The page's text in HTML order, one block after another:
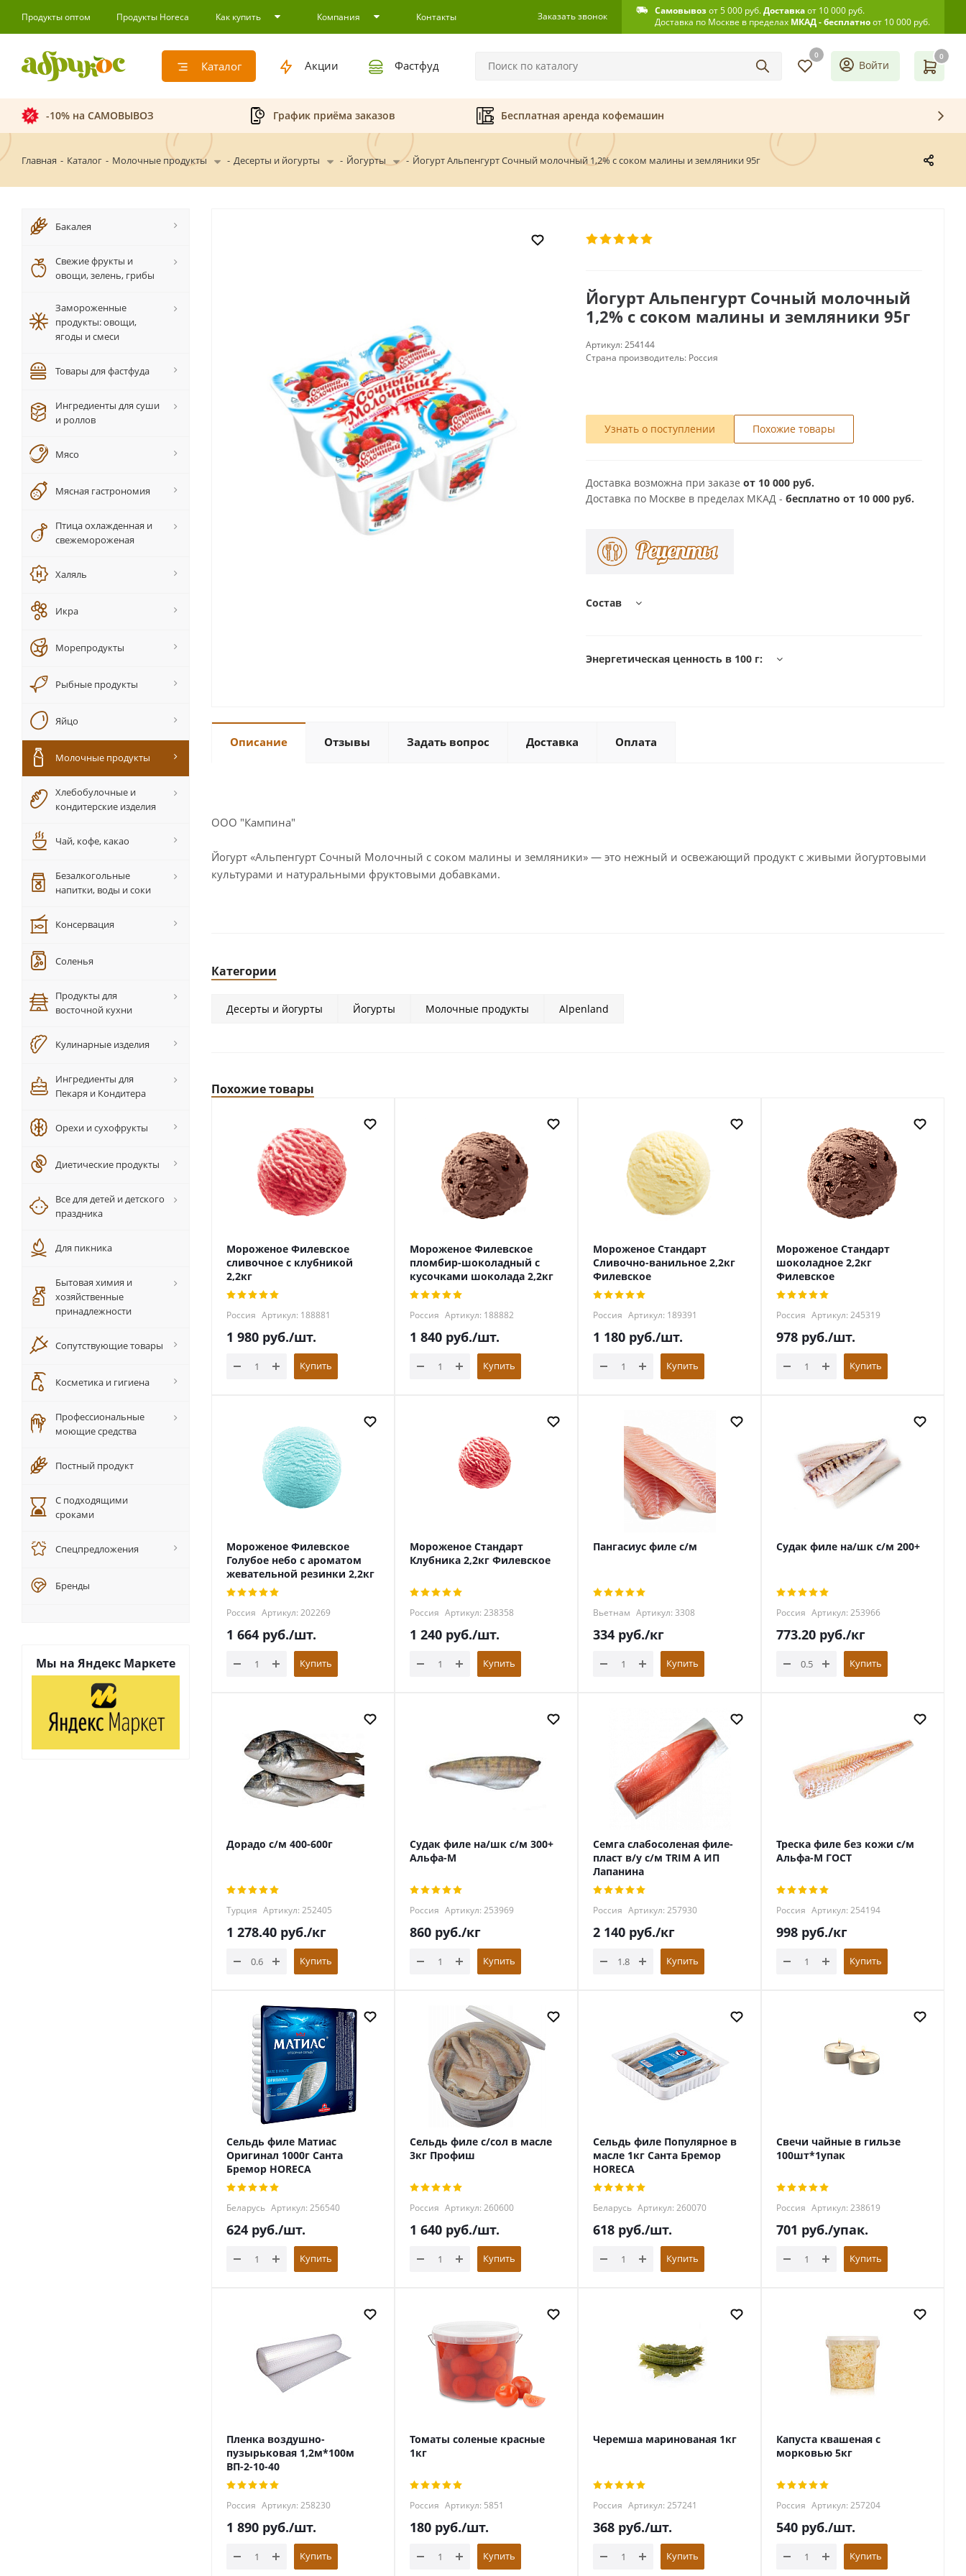
Продукты оптом Продукты Horeca Как купить Компания Контакты Заказать звонок Самовывозот 5 000 руб.Доставкаот 10 000 руб.
Доставка по Москве в пределах МКАД - бесплатноот 10 000 руб.
Каталог Акции Фастфуд
0 0
Войти
-10% на САМОВЫВОЗ График приёма заказов Бесплатная аренда кофемашин
Главная - Каталог - Молочные продукты - Десерты и йогурты - Йогурты - Йогурт Альпенгурт Сочный молочный 1,2% с соком малины и земляники 95г
Йогурт Альпенгурт Сочный молочный
1,2% с соком малины и земляники 95г
Артикул:254144
Страна производитель: Россия
Узнать о поступлении Похожие товары
Доставка возможна при заказе от 10 000 руб.
Доставка по Москве в пределах МКАД - бесплатно от 10 000 руб.
Состав
Энергетическая ценность в 100 г:
Описание Отзывы Задать вопрос Доставка Оплата
ООО "Кампина"
Йогурт «Альпенгурт Сочный Молочный с соком малины и земляники» — это нежный и освежающий продукт с живыми йогуртовыми
культурами и натуральными фруктовыми добавками.
Категории
Десерты и йогурты Йогурты Молочные продукты Alpenland
Похожие товары
Мороженое Филевское
сливочное с клубникой
2,2кг
Россия Артикул: 188881
1 980 руб./шт.
Купить
Мороженое Филевское
пломбир-шоколадный с
кусочками шоколада 2,2кг
Россия Артикул: 188882
1 840 руб./шт.
Купить
Мороженое Стандарт
Сливочно-ванильное 2,2кг
Филевское
Россия Артикул: 189391
1 180 руб./шт.
Купить
Мороженое Стандарт
шоколадное 2,2кг
Филевское
Россия Артикул: 245319
978 руб./шт.
Купить
Мороженое Филевское
Голубое небо с ароматом
жевательной резинки 2,2кг
Россия Артикул: 202269
1 664 руб./шт.
Купить
Мороженое Стандарт
Клубника 2,2кг Филевское
Россия Артикул: 238358
1 240 руб./шт.
Купить
Пангасиус филе с/м
Вьетнам Артикул: 3308
334 руб./кг
Купить
Судак филе на/шк с/м 200+
Россия Артикул: 253966
773.20 руб./кг
Купить
Дорадо с/м 400-600г
Турция Артикул: 252405
1 278.40 руб./кг
Купить
Судак филе на/шк с/м 300+
Альфа-М
Россия Артикул: 253969
860 руб./кг
Купить
Семга слабосоленая филе-
пласт в/у с/м TRIM А ИП
Лапанина
Россия Артикул: 257930
2 140 руб./кг
Купить
Треска филе без кожи с/м
Альфа-М ГОСТ
Россия Артикул: 254194
998 руб./кг
Купить
Сельдь филе Матиас
Оригинал 1000г Санта
Бремор HORECA
Беларусь Артикул: 256540
624 руб./шт.
Купить
Сельдь филе с/сол в масле
3кг Профиш
Россия Артикул: 260600
1 640 руб./шт.
Купить
Сельдь филе Популярное в
масле 1кг Санта Бремор
HORECA
Беларусь Артикул: 260070
618 руб./шт.
Купить
Свечи чайные в гильзе
100шт*1упак
Россия Артикул: 238619
701 руб./упак.
Купить
Пленка воздушно-
пузырьковая 1,2м*100м
ВП-2-10-40
Россия Артикул: 258230
1 890 руб./шт.
Купить
Томаты соленые красные
1кг
Россия Артикул: 5851
180 руб./шт.
Купить
Черемша маринованая 1кг
Россия Артикул: 257241
368 руб./шт.
Купить
Капуста квашеная с
морковью 5кг
Россия Артикул: 257204
540 руб./шт.
Купить
Бакалея
Свежие фрукты и
овощи, зелень, грибы
Замороженные
продукты: овощи,
ягоды и смеси
Товары для фастфуда
Ингредиенты для суши
и роллов
Мясо
Мясная гастрономия
Птица охлажденная и
свежемороженая
Халяль
Икра
Морепродукты
Рыбные продукты
Яйцо
Молочные продукты
Хлебобулочные и
кондитерские изделия
Чай, кофе, какао
Безалкогольные
напитки, воды и соки
Консервация
Соленья
Продукты для
восточной кухни
Кулинарные изделия
Ингредиенты для
Пекаря и Кондитера
Орехи и сухофрукты
Диетические продукты
Все для детей и детского
праздника
Для пикника
Бытовая химия и
хозяйственные
принадлежности
Сопутствующие товары
Косметика и гигиена
Профессиональные
моющие средства
Постный продукт
С подходящими
сроками
Спецпредложения
Бренды
Мы на Яндекс Маркете